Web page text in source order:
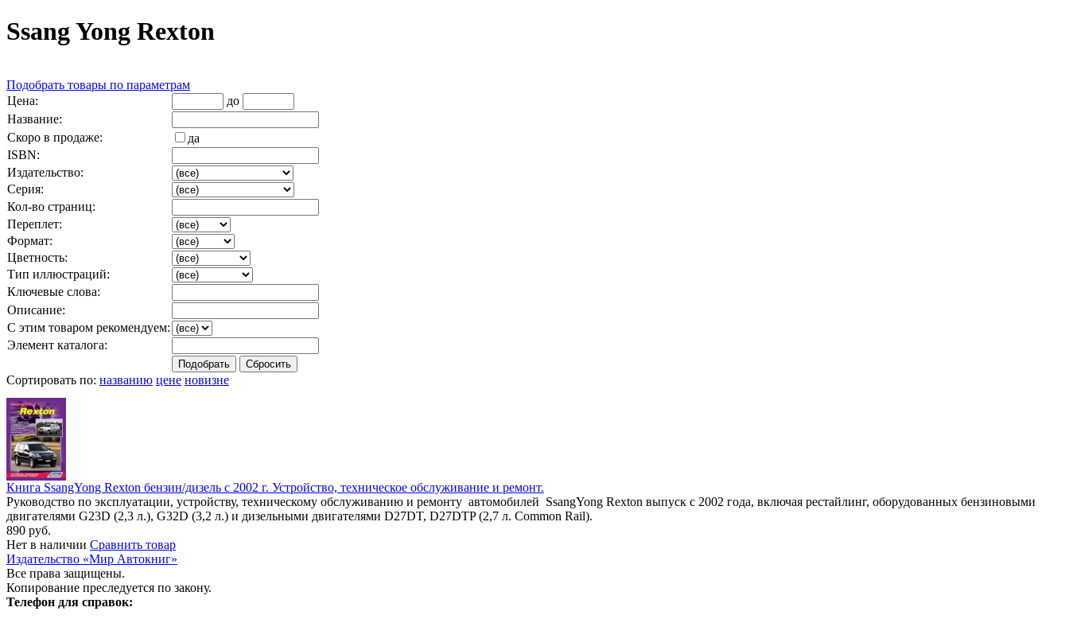
Ssang Yong Rexton
Подобрать товары по параметрам
Цена:
до
Название:
Скоро в продаже:
да
ISBN:
Издательство:
Серия:
Кол-во страниц:
Переплет:
Формат:
Цветность:
Тип иллюстраций:
Ключевые слова:
Описание:
С этим товаром рекомендуем:
Элемент каталога:
Сортировать по: названию цене новизне
Книга SsangYong Rexton бензин/дизель с 2002 г. Устройство, техническое обслуживание и ремонт.
Руководство по эксплуатации, устройству, техническому обслуживанию и ремонту автомобилей SsangYong Rexton выпуск с 2002 года, включая рестайлинг, оборудованных бензиновыми
двигателями G23D (2,3 л.), G32D (3,2 л.) и дизельными двигателями D27DT, D27DTP (2,7 л. Common Rail).
890 руб.
Нет в наличии Сравнить товар
Издательство «Мир Автокниг»
Все права защищены.
Копирование преследуется по закону.
Телефон для справок: